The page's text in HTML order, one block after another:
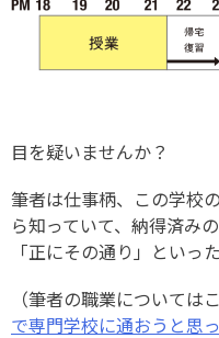
目を疑いませんか？
筆者は仕事柄、この学校
ら知っていて、納得済み
「正にその通り」といっ
（筆者の職業については
で専門学校に通おうと思